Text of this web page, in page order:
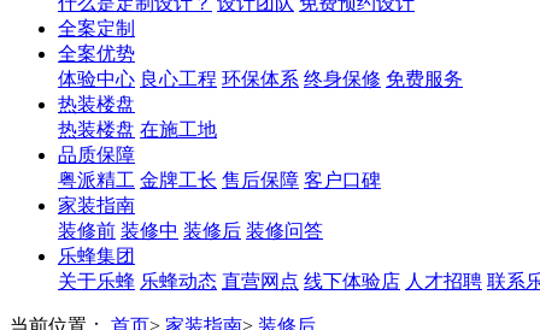
全案定制
全案优势
体验中心 良心工程 环保体系 终身保修 免费服务
热装楼盘
热装楼盘 在施工地
品质保障
粤派精工 金牌工长 售后保障 客户口碑
家装指南
装修前 装修中 装修后 装修问答
乐蜂集团
关于乐蜂 乐蜂动态 直营网点 线下体验店 人才招聘 联系
当前位置： 首页> 家装指南> 装修后